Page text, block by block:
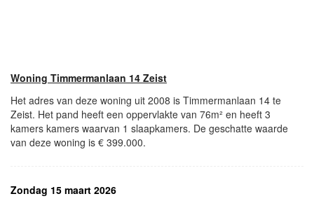
Woning Timmermanlaan 14 Zeist
Het adres van deze woning uit 2008 is Timmermanlaan 14 te
Zeist. Het pand heeft een oppervlakte van 76m² en heeft 3
kamers kamers waarvan 1 slaapkamers. De geschatte waarde
van deze woning is € 399.000.
Zondag 15 maart 2026